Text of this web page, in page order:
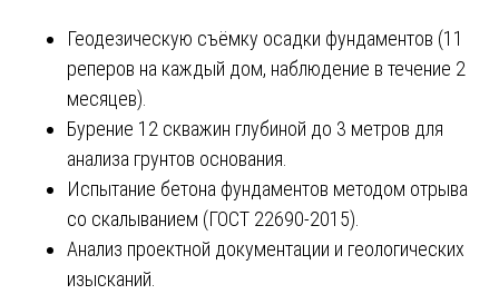
Геодезическую съёмку осадки фундаментов (11
реперов на каждый дом, наблюдение в течение 2
месяцев).
Бурение 12 скважин глубиной до 3 метров для
анализа грунтов основания.
Испытание бетона фундаментов методом отрыва
со скалыванием (ГОСТ 22690-2015).
Анализ проектной документации и геологических
изысканий.